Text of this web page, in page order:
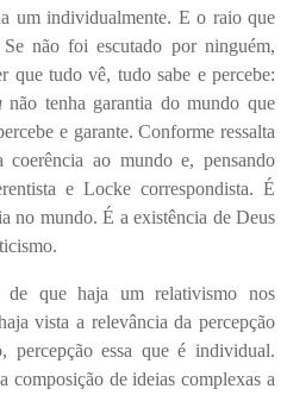
um individualmente. E o raio que
não foi escutado por ninguém,
que tudo vê, tudo sabe e percebe:
não tenha garantia do mundo que
e garante. Conforme ressalta
ao mundo e, pensando
e Locke correspondista. É
no mundo. É a existência de Deus
que haja um relativismo nos
vista a relevância da percepção
percepção essa que é individual.
composição de ideias complexas a